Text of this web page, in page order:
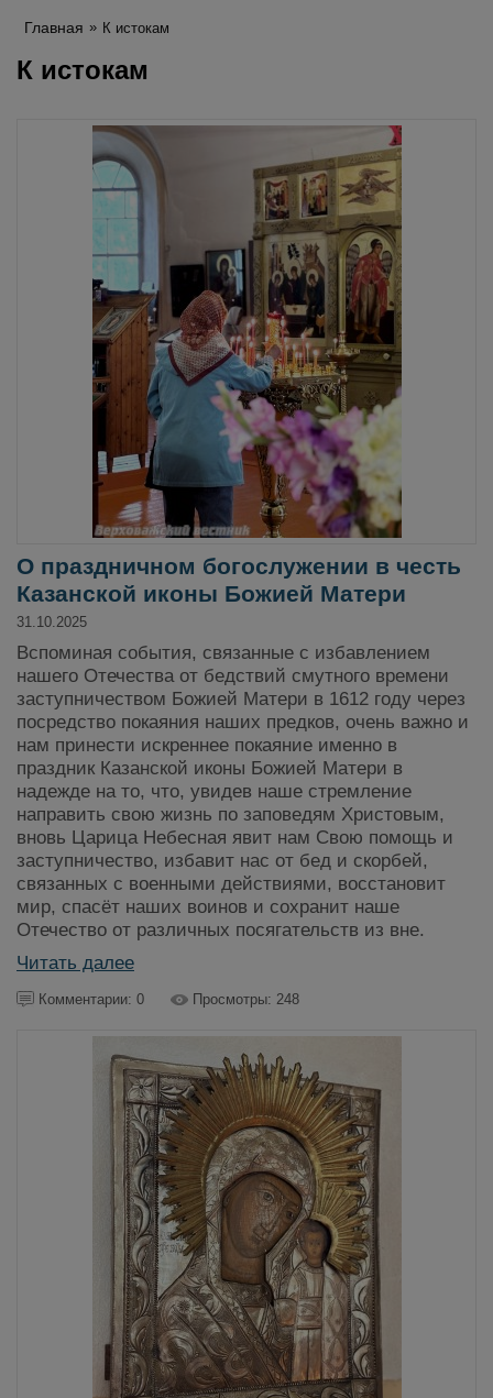
Главная К истокам
К истокам
О праздничном богослужении в честь
Казанской иконы Божией Матери
31.10.2025
Вспоминая события, связанные с избавлением
нашего Отечества от бедствий смутного времени
заступничеством Божией Матери в 1612 году через
посредство покаяния наших предков, очень важно и
нам принести искреннее покаяние именно в
праздник Казанской иконы Божией Матери в
надежде на то, что, увидев наше стремление
направить свою жизнь по заповедям Христовым,
вновь Царица Небесная явит нам Свою помощь и
заступничество, избавит нас от бед и скорбей,
связанных с военными действиями, восстановит
мир, спасёт наших воинов и сохранит наше
Отечество от различных посягательств из вне.
Читать далее
Комментарии: 0 Просмотры: 248